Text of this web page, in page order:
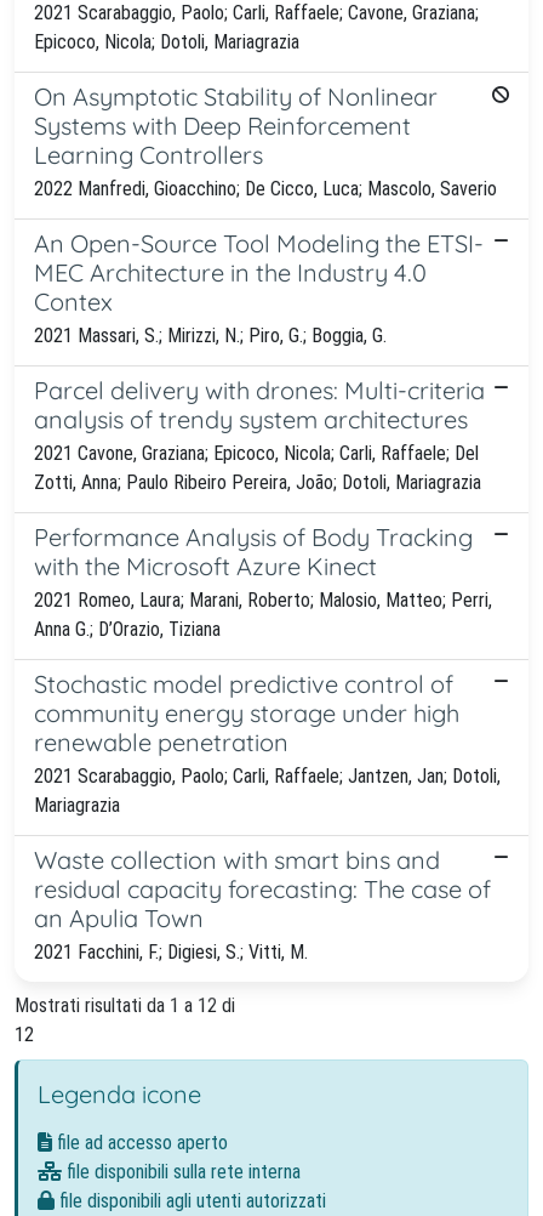
2021 Scarabaggio, Paolo; Carli, Raffaele; Cavone, Graziana;
Epicoco, Nicola; Dotoli, Mariagrazia
On Asymptotic Stability of Nonlinear
Systems with Deep Reinforcement
Learning Controllers
2022 Manfredi, Gioacchino; De Cicco, Luca; Mascolo, Saverio
An Open-Source Tool Modeling the ETSI-
MEC Architecture in the Industry 4.0
Contex
2021 Massari, S.; Mirizzi, N.; Piro, G.; Boggia, G.
Parcel delivery with drones: Multi-criteria
analysis of trendy system architectures
2021 Cavone, Graziana; Epicoco, Nicola; Carli, Raffaele; Del
Zotti, Anna; Paulo Ribeiro Pereira, João; Dotoli, Mariagrazia
Performance Analysis of Body Tracking
with the Microsoft Azure Kinect
2021 Romeo, Laura; Marani, Roberto; Malosio, Matteo; Perri,
Anna G.; D’Orazio, Tiziana
Stochastic model predictive control of
community energy storage under high
renewable penetration
2021 Scarabaggio, Paolo; Carli, Raffaele; Jantzen, Jan; Dotoli,
Mariagrazia
Waste collection with smart bins and
residual capacity forecasting: The case of
an Apulia Town
2021 Facchini, F.; Digiesi, S.; Vitti, M.
Mostrati risultati da 1 a 12 di
12
Legenda icone
file ad accesso aperto
file disponibili sulla rete interna
file disponibili agli utenti autorizzati